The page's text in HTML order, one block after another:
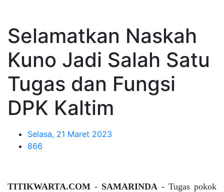
Selamatkan Naskah
Kuno Jadi Salah Satu
Tugas dan Fungsi
DPK Kaltim
Selasa, 21 Maret 2023
866
TITIKWARTA.COM - SAMARINDA - Tugas pokok